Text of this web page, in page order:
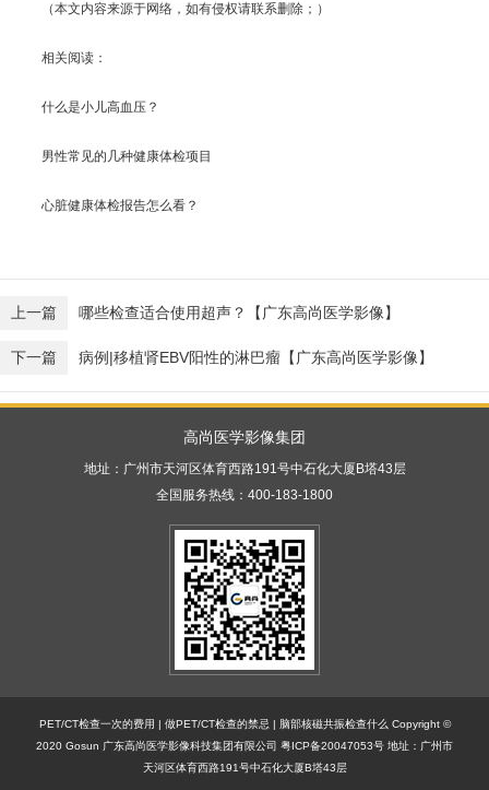
（本文内容来源于网络，如有侵权请联系删除；）
相关阅读：
什么是小儿高血压？
男性常见的几种健康体检项目
心脏健康体检报告怎么看？
上一篇 哪些检查适合使用超声？【广东高尚医学影像】
下一篇 病例|移植肾EBV阳性的淋巴瘤【广东高尚医学影像】
高尚医学影像集团
地址：广州市天河区体育西路191号中石化大厦B塔43层
全国服务热线：400-183-1800
PET/CT检查一次的费用 | 做PET/CT检查的禁忌 | 脑部核磁共振检查什么 Copyright ©
2020 Gosun 广东高尚医学影像科技集团有限公司 粤ICP备20047053号 地址：广州市
天河区体育西路191号中石化大厦B塔43层